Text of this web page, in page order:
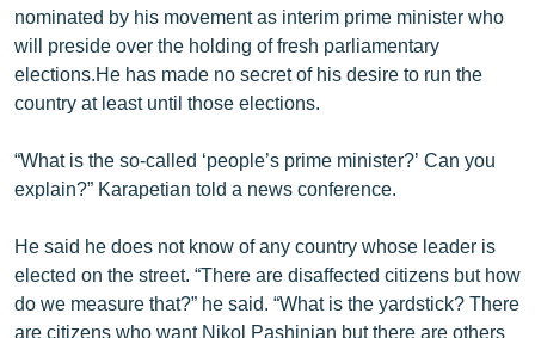
Հայերեն
English
Русский
nominated by his movement as interim prime minister who
will preside over the holding of fresh parliamentary
elections.He has made no secret of his desire to run the
country at least until those elections.
“What is the so-called ‘people’s prime minister?’ Can you
explain?” Karapetian told a news conference.
He said he does not know of any country whose leader is
elected on the street. “There are disaffected citizens but how
do we measure that?” he said. “What is the yardstick? There
are citizens who want Nikol Pashinian but there are others